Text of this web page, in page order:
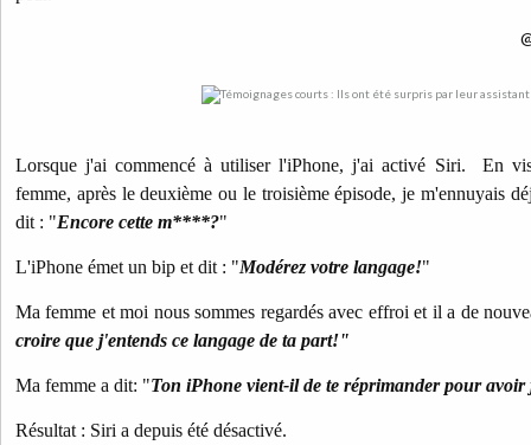
Lorsque j'ai commencé à utiliser l'iPhone, j'ai activé Siri. En
femme, après le deuxième ou le troisième épisode, je m'ennuyais
dit : "Encore cette m****?"
L'iPhone émet un bip et dit : "Modérez votre langage!"
Ma femme et moi nous sommes regardés avec effroi et il a de
croire que j'entends ce langage de ta part!"
Ma femme a dit: "Ton iPhone vient-il de te réprimander pour avoir
Résultat : Siri a depuis été désactivé.